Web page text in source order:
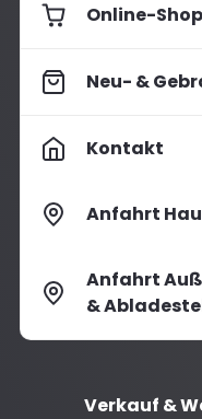
Online-Shop
Neu- &
Kontakt
Anfahrt
Anfahrt
&
Verkauf &